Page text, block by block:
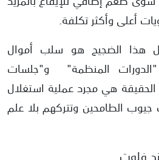
أعلى وأكثر تكلفة.
هذا الضجيج هو سلب أموال
المنظمة" و"جلسات
الحقيقة هي مجرد عملية استغلال
الطامحين وتتركهم بلا علم
فلوت